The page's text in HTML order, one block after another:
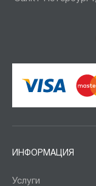
ИНФОРМАЦИЯ
Услуги